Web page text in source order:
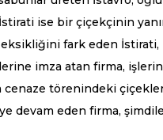
ise bir çiçekçinin
fark eden İstirati,
imza atan firma,
cenaze törenindeki
devam eden firma,